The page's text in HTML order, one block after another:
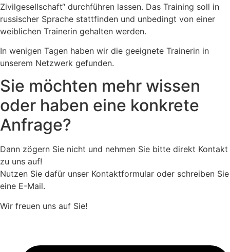
Zivilgesellschaft“ durchführen lassen. Das Training soll in
russischer Sprache stattfinden und unbedingt von einer
weiblichen Trainerin gehalten werden.
In wenigen Tagen haben wir die geeignete Trainerin in
unserem Netzwerk gefunden.
Sie möchten mehr wissen
oder haben eine konkrete
Anfrage?
Dann zögern Sie nicht und nehmen Sie bitte direkt Kontakt
zu uns auf!
Nutzen Sie dafür unser Kontaktformular oder schreiben Sie
eine E-Mail.
Wir freuen uns auf Sie!